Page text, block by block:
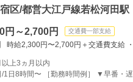
区/都営大江戸線若松河田駅
円～2,700円 交通費一部支給
時給2,300円〜2,700円＋交通費支給
以上3ヵ月以内
1日8時間〜 ［勤務時間例］ ▼早番・